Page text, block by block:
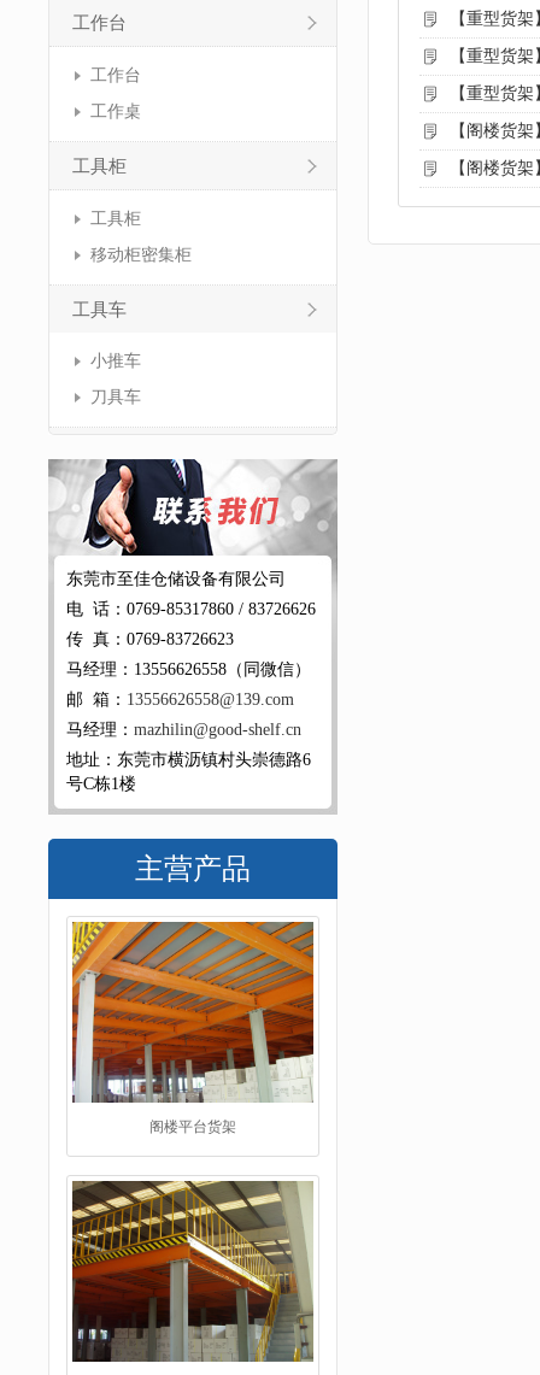
工作台
工作台
工作桌
工具柜
工具柜
移动柜密集柜
工具车
小推车
刀具车
东莞市至佳仓储设备有限公司
电 话：0769-85317860 / 83726626
传 真：0769-83726623
马经理：13556626558（同微信）
邮 箱： 13556626558@139.com
马经理： mazhilin@good-shelf.cn
地址：东莞市横沥镇村头崇德路6
号C栋1楼
主营产品
阁楼平台货架
工字钢阁楼货架
【重型货
【重型货
【重型货
【阁楼货
【阁楼货